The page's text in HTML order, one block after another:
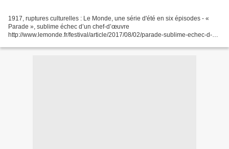
1917, ruptures culturelles : Le Monde, une série d'été en six épisodes - «
Parade », sublime échec d’un chef-d’œuvre
http://www.lemonde.fr/festival/article/2017/08/02/parade-sublime-echec-d-